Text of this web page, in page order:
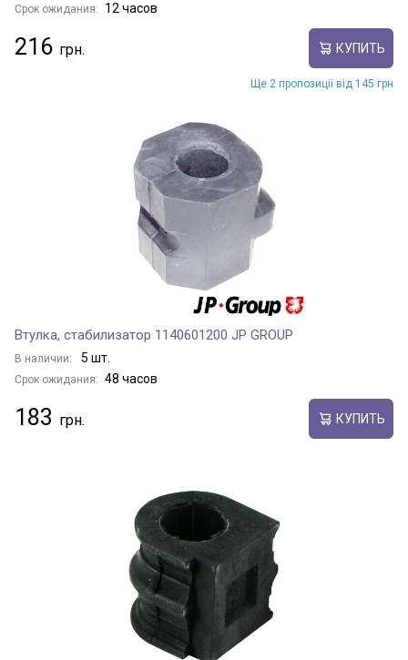
Срок ожидания: 12 часов
216 КУПИТЬ
Ще 2 пропозиції від 145 грн
Втулка, стабилизатор 1140601200 JP GROUP
В наличии: 5 шт.
Срок ожидания: 48 часов
183 КУПИТЬ